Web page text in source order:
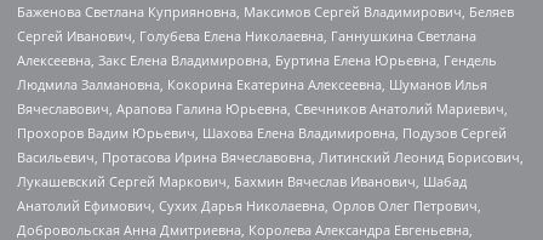
Баженова Светлана Куприяновна, Максимов Сергей Владимирович, Беляев
Сергей Иванович, Голубева Елена Николаевна, Ганнушкина Светлана
Алексеевна, Закс Елена Владимировна, Буртина Елена Юрьевна, Гендель
Людмила Залмановна, Кокорина Екатерина Алексеевна, Шуманов Илья
Вячеславович, Арапова Галина Юрьевна, Свечников Анатолий Мариевич,
Прохоров Вадим Юрьевич, Шахова Елена Владимировна, Подузов Сергей
Васильевич, Протасова Ирина Вячеславовна, Литинский Леонид Борисович,
Лукашевский Сергей Маркович, Бахмин Вячеслав Иванович, Шабад
Анатолий Ефимович, Сухих Дарья Николаевна, Орлов Олег Петрович,
Добровольская Анна Дмитриевна, Королева Александра Евгеньевна,